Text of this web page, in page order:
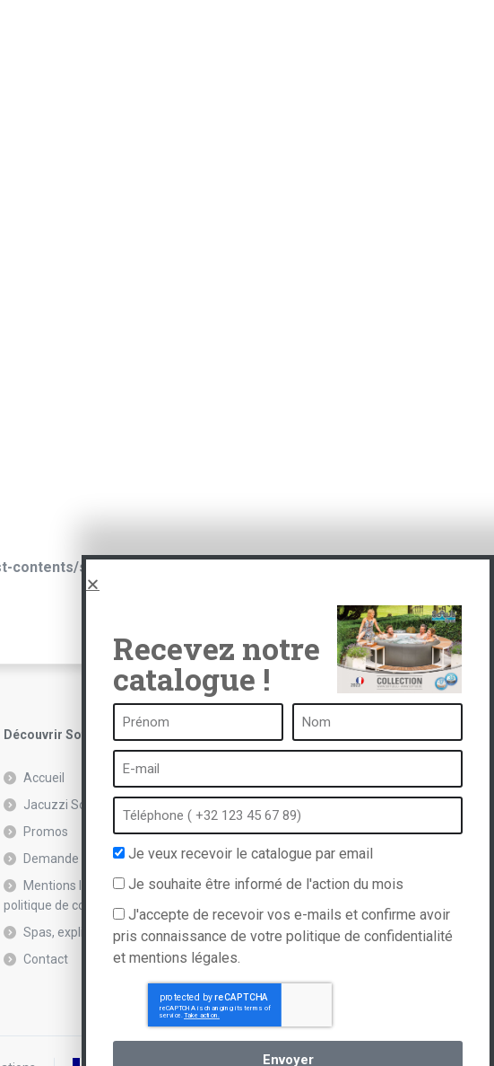
single-product.php
Découvrir Softub
Accueil
Jacuzzi Softub
Promos
Demande de catalogue
Mentions légales et
politique de confidentialité
Spas, explications
Contact
Spa intérieur
Spa extérieur
Spa en hiver
Spa encastrable
Spa et hydrothérapie
Recevez notre
catalogue !
Je veux recevoir le catalogue par email
Je souhaite être informé de l'action du mois
J'accepte de recevoir vos e-mails et confirme avoir
pris connaissance de votre politique de confidentialité
et mentions légales.
Envoyer